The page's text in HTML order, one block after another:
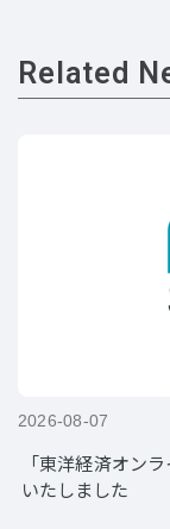
Related
2026-08-07
「東洋経済オン
いたしました